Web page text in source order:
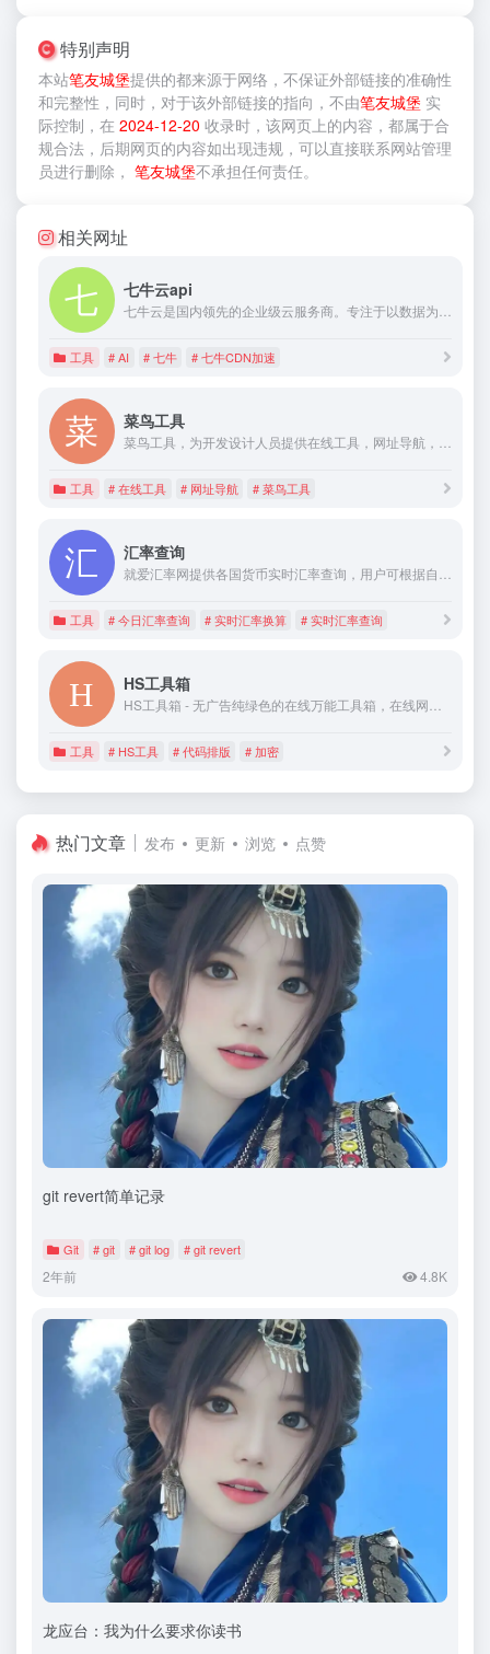
特别声明
本站笔友城堡提供的都来源于网络，不保证外部链接的准确性
和完整性，同时，对于该外部链接的指向，不由笔友城堡 实
际控制，在 2024-12-20 收录时，该网页上的内容，都属于合
规合法，后期网页的内容如出现违规，可以直接联系网站管理
员进行删除， 笔友城堡不承担任何责任。
相关网址
七牛云api
七牛云是国内领先的企业级云服务商。专注于以数据为核心的云计算业务，围绕富媒体场景推出了对象存储、融合CDN加速、直播云、容器云、大数据、深度学习平台等产品，并提供一站式智能视频云解决方案。帮助企业快速上云，创造更大的商业价值。
工具 # AI # 七牛 # 七牛CDN加速
菜鸟工具
菜鸟工具，为开发设计人员提供在线工具，网址导航，提供在线PHP、Python、 CSS、JS 调试，中文简繁体转换，进制转换等工具。致力于打造国内专业WEB开发工具，集成开发环境，WEB开发教程。..
工具 # 在线工具 # 网址导航 # 菜鸟工具
汇率查询
就爱汇率网提供各国货币实时汇率查询，用户可根据自身需求用汇率换算器实现实时查询。
工具 # 今日汇率查询 # 实时汇率换算 # 实时汇率查询
HS工具箱
HS工具箱 - 无广告纯绿色的在线万能工具箱，在线网页工具箱，代码在线处理的万能箱，网页在线小工具，在线计算器，在线个人所得税计算
工具 # HS工具 # 代码排版 # 加密
热门文章 发布 更新 浏览 点赞
git revert简单记录
Git # git # git log # git revert
2年前 4.8K
龙应台：我为什么要求你读书